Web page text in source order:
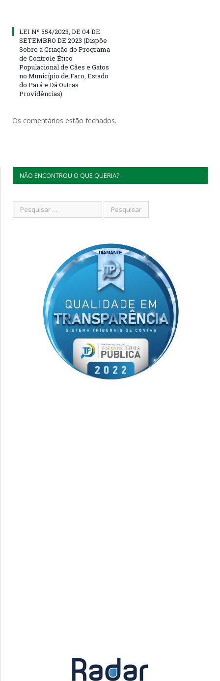
LEI Nº 554/2023, DE 04 DE
SETEMBRO DE 2023 (Dispõe
Sobre a Criação do Programa
de Controle Ético
Populacional de Cães e Gatos
no Município de Faro, Estado
do Pará e Dá Outras
Providências)
Os comentários estão fechados.
NÃO ENCONTROU O QUE QUERIA?